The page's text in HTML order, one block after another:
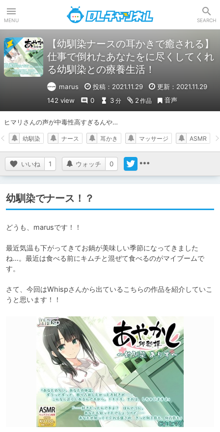
MENU SEARCH
【幼馴染ナースの耳かきで癒される】
仕事で倒れたあなたをに尽くしてくれ
る幼馴染との療養生活！
marus 投稿：2021.11.29
更新：2021.11.29
142 view
0 3 分 2 作品 音声
ヒマリさんの声が中毒性高すぎるんや…
いいね 1 ウォッチ 0
幼馴染 ナース 耳かき マッサージ ASMR
幼馴染でナース！？
どうも、marusです！！
最近気温も下がってきてお鍋が美味しい季節になってきました
ね…。最近は食べる前にキムチと混ぜて食べるのがマイブームで
す。
さて、今回はWhispさんから出ているこちらの作品を紹介していこ
うと思います！！